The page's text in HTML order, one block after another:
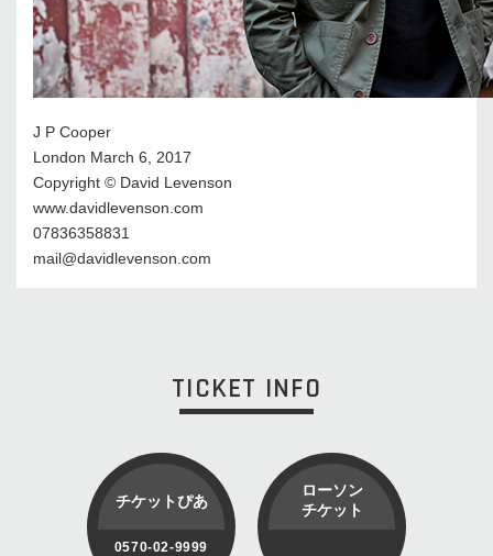
J P Cooper
London March 6, 2017
Copyright © David Levenson
www.davidlevenson.com
07836358831
mail@davidlevenson.com
TICKET INFO
チケットぴあ
0570-02-9999
ローソン
チケット